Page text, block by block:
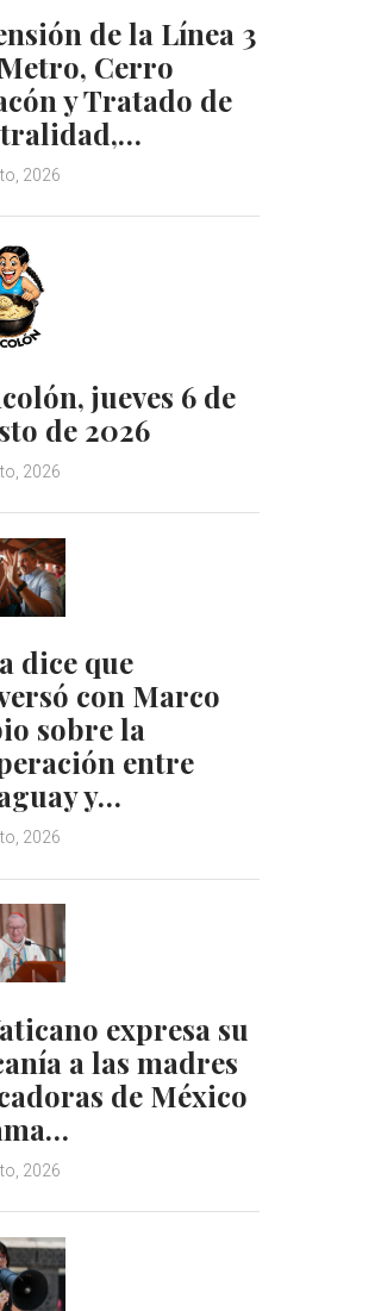
de la Línea 3
Cerro
y Tratado de
2026
jueves 6 de
de 2026
2026
dice que
con Marco
sobre la
entre
y…
2026
expresa su
a las madres
de México
2026